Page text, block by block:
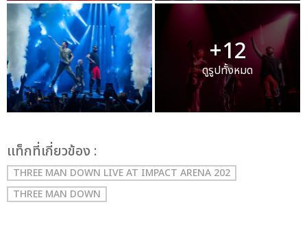
+12
ดูรูปทั้งหมด
เเท็กที่เกี่ยวข้อง :
THREE MAN DOWN LIVE AT IMPACT ARENA 202
THREE MAN DOWN